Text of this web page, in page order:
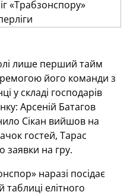
лише перший тайм
його команди з
у складі господарів
Арсеній Батагов
Сікан вийшов на
гостей, Тарас
заявки на гру.
наразі посідає
таблиці елітного